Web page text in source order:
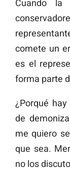
Cuando la
comete un
es el
forma parte
¿Porqué
de
me quiero
que sea.
no los